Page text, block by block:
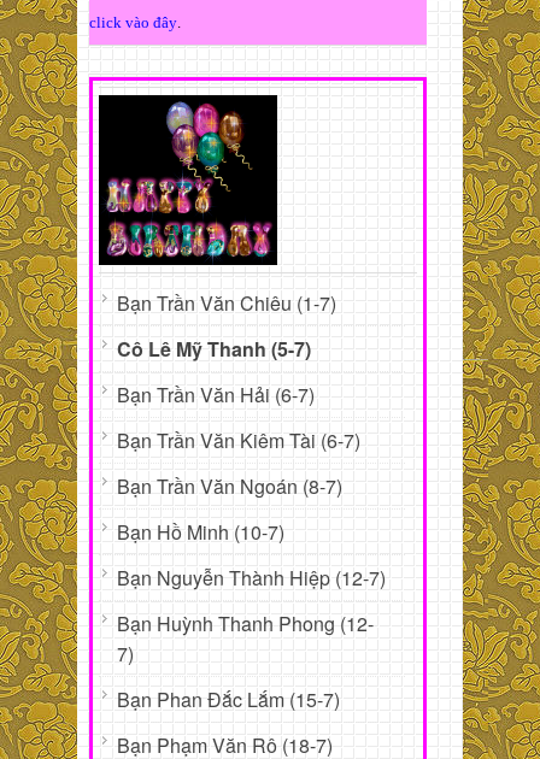
click vào đây
Bạn Trần Văn Chiêu (1-7)
Cô Lê Mỹ Thanh (5-7)
Bạn Trần Văn Hải (6-7)
Bạn Trần Văn Kiêm Tài (6-7)
Bạn Trần Văn Ngoán (8-7)
Bạn Hồ Minh (10-7)
Bạn Nguyễn Thành Hiệp (12-7)
Bạn Huỳnh Thanh Phong (12-
7)
Bạn Phan Đắc Lắm (15-7)
Bạn Phạm Văn Rô (18-7)